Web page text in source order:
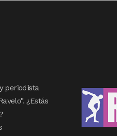
periodista
¿Estás